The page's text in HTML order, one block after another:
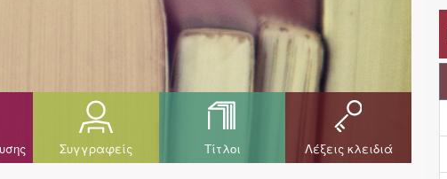
Συγγραφείς Τίτλοι Λέξεις κλειδιά